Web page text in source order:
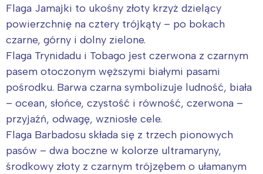
Flaga Jamajki to ukośny złoty krzyż dzielący
powierzchnię na cztery trójkąty – po bokach
czarne, górny i dolny zielone.
Flaga Trynidadu i Tobago jest czerwona z czarnym
pasem otoczonym węższymi białymi pasami
pośrodku. Barwa czarna symbolizuje ludność, biała
– ocean, słońce, czystość i równość, czerwona –
przyjaźń, odwagę, wzniosłe cele.
Flaga Barbadosu składa się z trzech pionowych
pasów – dwa boczne w kolorze ultramaryny,
środkowy złoty z czarnym trójzębem o ułamanym